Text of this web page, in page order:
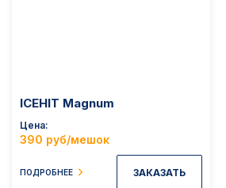
ICEHIT Magnum
Цена
390 руб/мешок
ПОДРОБНЕЕ ЗАКАЗАТЬ